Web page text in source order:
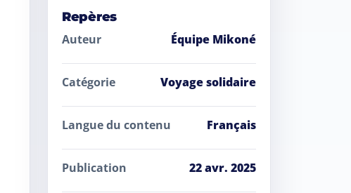
Repères
Auteur Équipe Mikoné
Catégorie Voyage solidaire
Langue du contenu Français
Publication 22 avr. 2025